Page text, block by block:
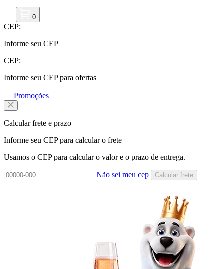
0
CEP:
Informe seu CEP
CEP:
Informe seu CEP para ofertas
Promoções
Calcular frete e prazo
Informe seu CEP para calcular o frete
Usamos o CEP para calcular o valor e o prazo de entrega.
Não sei meu cep Calcular frete